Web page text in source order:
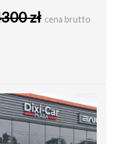
zł cena brutto